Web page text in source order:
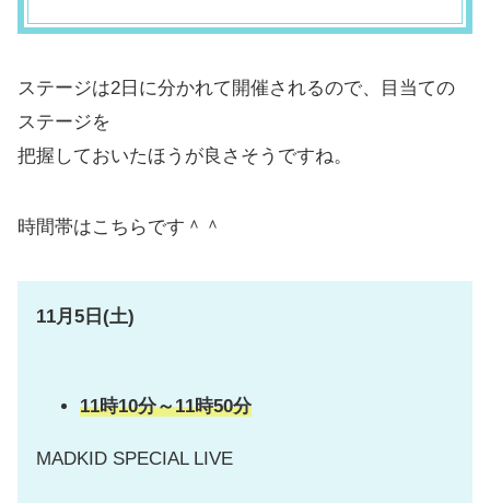
ステージは2日に分かれて開催されるので、目当ての
ステージを
把握しておいたほうが良さそうですね。
時間帯はこちらです＾＾
11月5日(土)
11時10分～11時50分
MADKID SPECIAL LIVE